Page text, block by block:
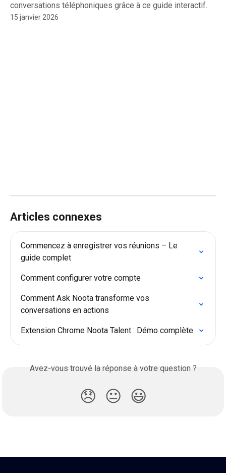
conversations téléphoniques grâce à ce guide interactif.
15 janvier 2026
Articles connexes
Commencez à enregistrer vos réunions – Le
guide complet
Comment configurer votre compte
Comment Ask Noota transforme vos
conversations en actions
Extension Chrome Noota Talent : Démo complète
Avez-vous trouvé la réponse à votre question ?
😞 😐 😃